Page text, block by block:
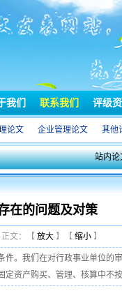
我们 联系我们 评级
论文 企业管理论文 其他
站内论
在的问题及对策
文：【 放大】【 缩小】
我们在对行政事业单位的
定资产购买、管理、核算中不